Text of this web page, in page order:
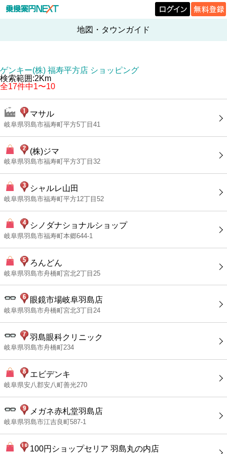
地図・タウンガイド
ゲンキー(株) 福寿平方店 ショッピング
検索範囲:2Km
全17件中1〜10
マサル
岐阜県羽島市福寿町平方5丁目41
(株)ジマ
岐阜県羽島市福寿町平方3丁目32
シャルレ山田
岐阜県羽島市福寿町平方12丁目52
シノダナショナルショップ
岐阜県羽島市福寿町本郷644-1
ろんどん
岐阜県羽島市舟橋町宮北2丁目25
眼鏡市場岐阜羽島店
岐阜県羽島市舟橋町宮北3丁目24
羽島眼科クリニック
岐阜県羽島市舟橋町234
エビデンキ
岐阜県安八郡安八町善光270
メガネ赤札堂羽島店
岐阜県羽島市江吉良町587-1
100円ショップセリア 羽島丸の内店